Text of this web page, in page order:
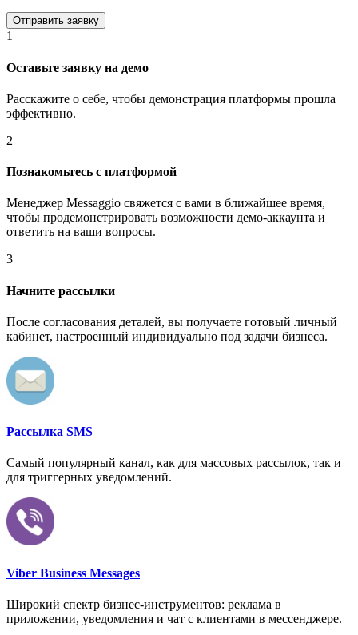
1
Оставьте заявку на демо
Расскажите о себе, чтобы демонстрация платформы прошла
эффективно.
2
Познакомьтесь с платформой
Менеджер Messaggio свяжется с вами в ближайшее время,
чтобы продемонстрировать возможности демо-аккаунта и
ответить на ваши вопросы.
3
Начните рассылки
После согласования деталей, вы получаете готовый личный
кабинет, настроенный индивидуально под задачи бизнеса.
Рассылка SMS
Самый популярный канал, как для массовых рассылок, так и
для триггерных уведомлений.
Viber Business Messages
Широкий спектр бизнес-инструментов: реклама в
приложении, уведомления и чат с клиентами в мессенджере.